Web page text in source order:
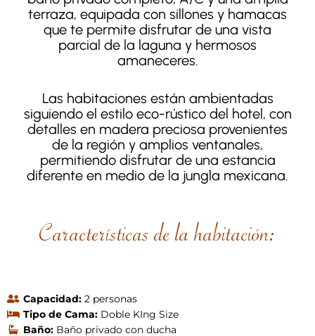
terraza, equipada con sillones y hamacas
que te permite disfrutar de una vista
parcial de la laguna y hermosos
amaneceres.
Las habitaciones están ambientadas
siguiendo el estilo eco-rústico del hotel, con
detalles en madera preciosa provenientes
de la región y amplios ventanales,
permitiendo disfrutar de una estancia
diferente en medio de la jungla mexicana.
Características de la habitación:
Capacidad:2 personas
Tipo de Cama:Doble KIng Size
Baño:Baño privado con ducha